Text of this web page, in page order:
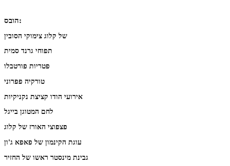
הובס:
של קלוג צימוקי הסובין
תפוחי גרנד סמית
פטריות פורטבלו
טורקיה פפרוני
אירועי הודו קציצת נקניקיות
לחם המטוגן בייגל
פצפוצי האורז של קלוג
עוגת הקינמון של פאפא ג'ון
גבינת מינסטר ראשו של החזיר